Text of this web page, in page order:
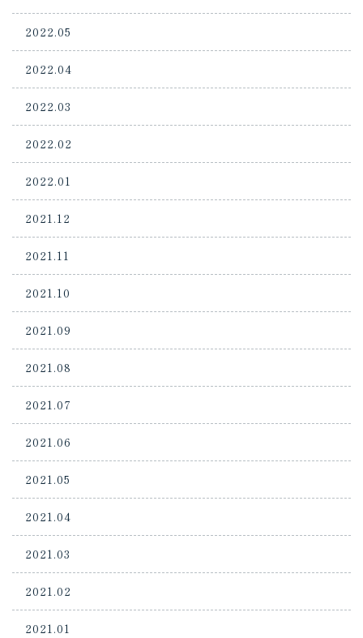
2022.05
2022.04
2022.03
2022.02
2022.01
2021.12
2021.11
2021.10
2021.09
2021.08
2021.07
2021.06
2021.05
2021.04
2021.03
2021.02
2021.01